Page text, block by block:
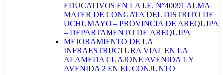
EDUCATIVOS EN LA I.E. N°40091 ALMA
MATER DE CONGATA DEL DISTRITO DE
UCHUMAYO – PROVINCIA DE AREQUIPA
– DEPARTAMENTO DE AREQUIPA
MEJORAMIENTO DE LA
INFRAESTRUCTURA VIAL EN LA
ALAMEDA CUAJONE AVENIDA 1 Y
AVENIDA 2 EN EL CONJUNTO